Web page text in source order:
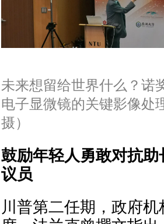
未来想留给世界什么？诺
电子显微镜的关键影像处
摄）
鼓励年轻人勇敢对抗
议员
川普第二任期，政府